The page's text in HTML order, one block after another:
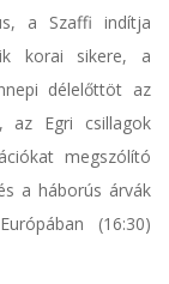
a Szaffi indítja
korai sikere, a
délelőttöt az
az Egri csillagok
megszólító
a háborús árvák
(16:30)